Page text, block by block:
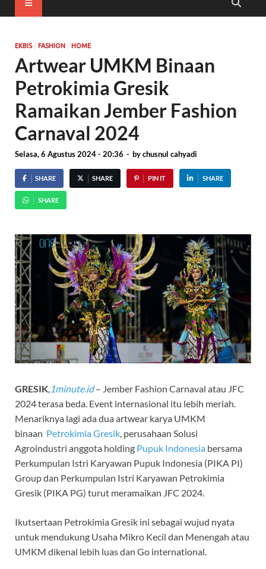
EKBIS/ FASHION / HOME
Artwear UMKM Binaan
Petrokimia Gresik
Ramaikan Jember Fashion
Carnaval 2024
Selasa, 6 Agustus 2024 - 20:36 - bychusnul cahyadi
SHARE SHARE PIN IT SHARE
SHARE
GRESIK 1minute.id– Jember Fashion Carnaval atau JFC
2024 terasa beda. Event internasional itu lebih meriah.
Menariknya lagi ada dua artwear karya UMKM
binaan Petrokimia Gresik , perusahaan Solusi
Agroindustri anggota holding Pupuk Indonesia bersama
Perkumpulan Istri Karyawan Pupuk Indonesia (PIKA PI)
Group dan Perkumpulan Istri Karyawan Petrokimia
Gresik (PIKA PG) turut meramaikan JFC 2024.
Ikutsertaan Petrokimia Gresik ini sebagai wujud nyata
untuk mendukung Usaha Mikro Kecil dan Menengah atau
UMKM dikenal lebih luas dan Go international.